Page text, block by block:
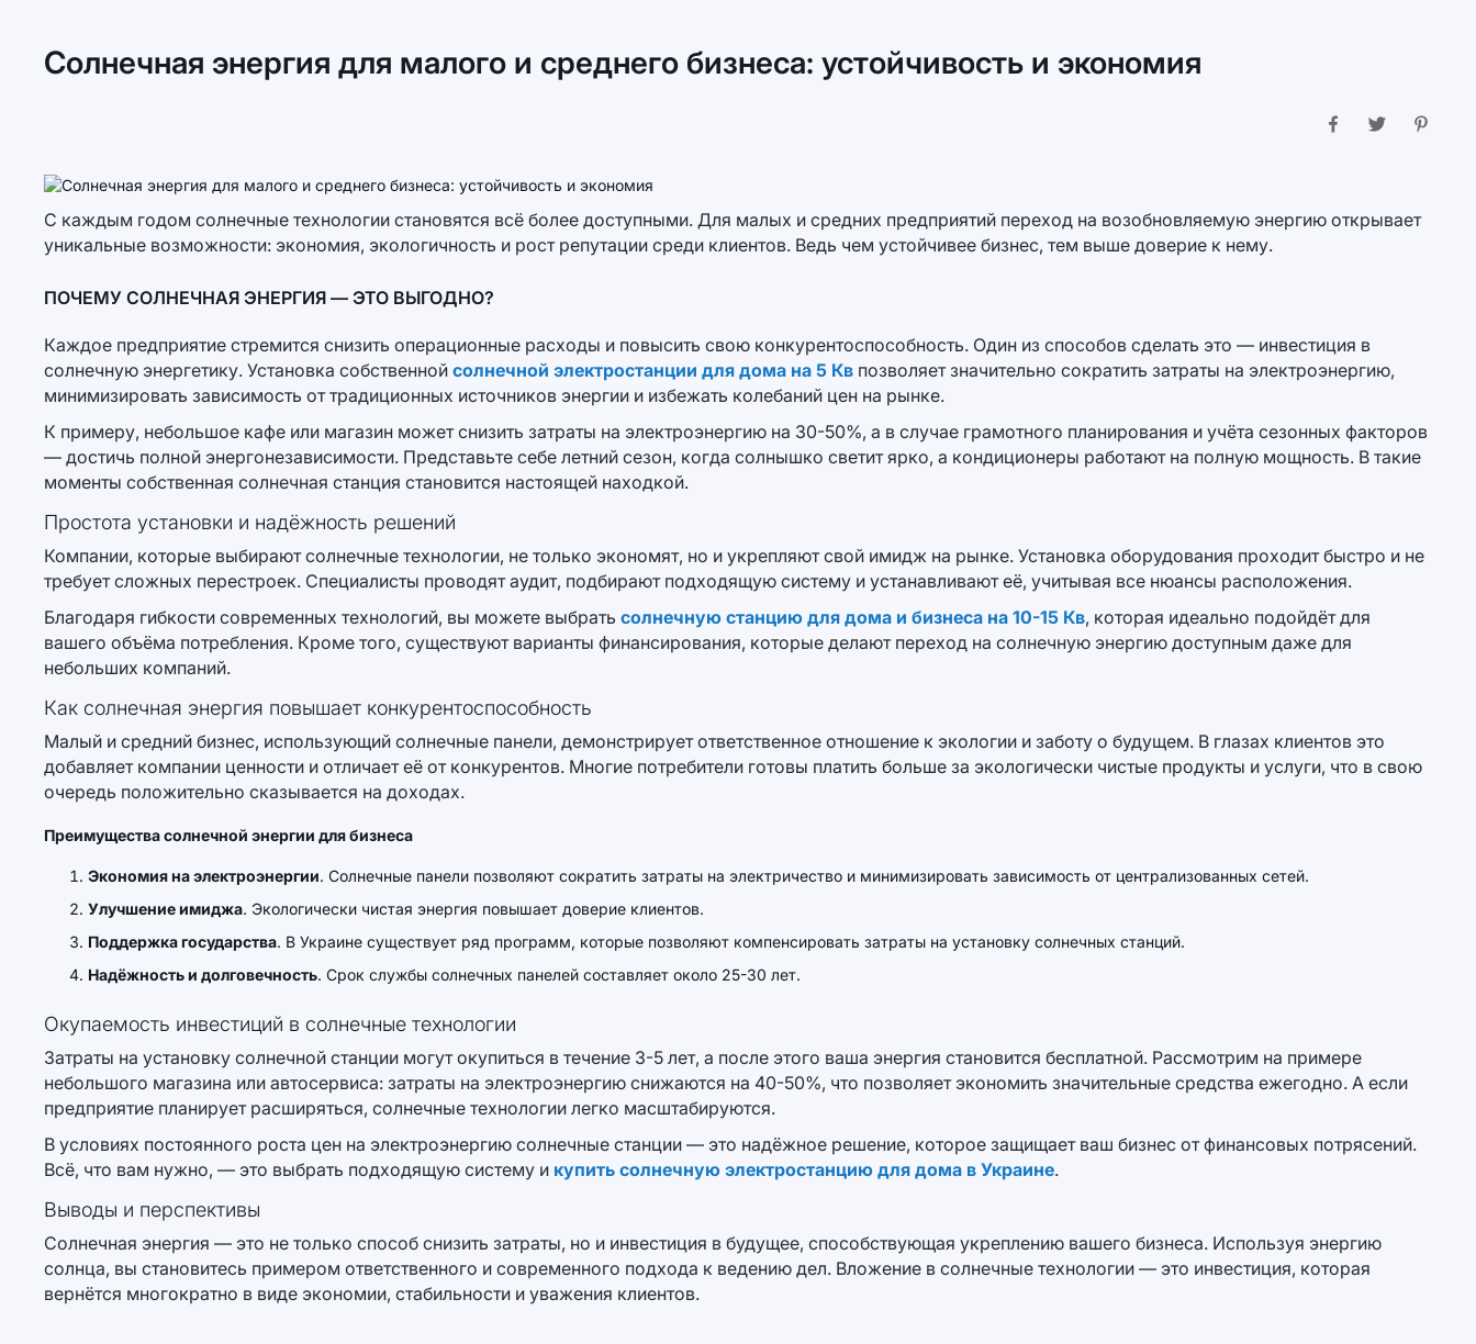
Солнечная энергия для малого и среднего бизнеса: устойчивость и экономия
С каждым годом солнечные технологии становятся всё более доступными. Для малых и средних предприятий переход на возобновляемую энергию открывает
уникальные возможности: экономия, экологичность и рост репутации среди клиентов. Ведь чем устойчивее бизнес, тем выше доверие к нему.
ПОЧЕМУ СОЛНЕЧНАЯ ЭНЕРГИЯ — ЭТО ВЫГОДНО?
Каждое предприятие стремится снизить операционные расходы и повысить свою конкурентоспособность. Один из способов сделать это — инвестиция в
солнечную энергетику. Установка собственной солнечной электростанции для дома на 5 Кв позволяет значительно сократить затраты на электроэнергию,
минимизировать зависимость от традиционных источников энергии и избежать колебаний цен на рынке.
К примеру, небольшое кафе или магазин может снизить затраты на электроэнергию на 30-50%, а в случае грамотного планирования и учёта сезонных факторов
— достичь полной энергонезависимости. Представьте себе летний сезон, когда солнышко светит ярко, а кондиционеры работают на полную мощность. В такие
моменты собственная солнечная станция становится настоящей находкой.
Простота установки и надёжность решений
Компании, которые выбирают солнечные технологии, не только экономят, но и укрепляют свой имидж на рынке. Установка оборудования проходит быстро и не
требует сложных перестроек. Специалисты проводят аудит, подбирают подходящую систему и устанавливают её, учитывая все нюансы расположения.
Благодаря гибкости современных технологий, вы можете выбрать солнечную станцию для дома и бизнеса на 10-15 Кв, которая идеально подойдёт для
вашего объёма потребления. Кроме того, существуют варианты финансирования, которые делают переход на солнечную энергию доступным даже для
небольших компаний.
Как солнечная энергия повышает конкурентоспособность
Малый и средний бизнес, использующий солнечные панели, демонстрирует ответственное отношение к экологии и заботу о будущем. В глазах клиентов это
добавляет компании ценности и отличает её от конкурентов. Многие потребители готовы платить больше за экологически чистые продукты и услуги, что в свою
очередь положительно сказывается на доходах.
Преимущества солнечной энергии для бизнеса
Экономия на электроэнергии. Солнечные панели позволяют сократить затраты на электричество и минимизировать зависимость от централизованных сетей.
Улучшение имиджа. Экологически чистая энергия повышает доверие клиентов.
Поддержка государства. В Украине существует ряд программ, которые позволяют компенсировать затраты на установку солнечных станций.
Надёжность и долговечность. Срок службы солнечных панелей составляет около 25-30 лет.
Окупаемость инвестиций в солнечные технологии
Затраты на установку солнечной станции могут окупиться в течение 3-5 лет, а после этого ваша энергия становится бесплатной. Рассмотрим на примере
небольшого магазина или автосервиса: затраты на электроэнергию снижаются на 40-50%, что позволяет экономить значительные средства ежегодно. А если
предприятие планирует расширяться, солнечные технологии легко масштабируются.
В условиях постоянного роста цен на электроэнергию солнечные станции — это надёжное решение, которое защищает ваш бизнес от финансовых потрясений.
Всё, что вам нужно, — это выбрать подходящую систему и купить солнечную электростанцию для дома в Украине.
Выводы и перспективы
Солнечная энергия — это не только способ снизить затраты, но и инвестиция в будущее, способствующая укреплению вашего бизнеса. Используя энергию
солнца, вы становитесь примером ответственного и современного подхода к ведению дел. Вложение в солнечные технологии — это инвестиция, которая
вернётся многократно в виде экономии, стабильности и уважения клиентов.